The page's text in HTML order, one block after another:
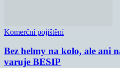
Komerční pojištění
Bez helmy na kolo, ale ani
varuje BESIP